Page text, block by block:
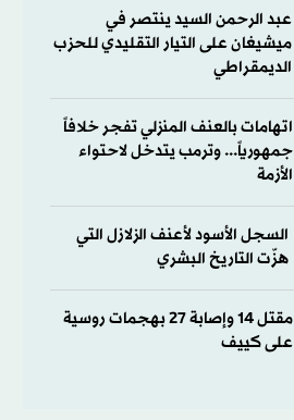
عبد الرحمن السيد ينتصر في
ميشيغان على التيار التقليدي للحزب
الديمقراطي
اتهامات بالعنف المنزلي تفجر خلافاً
جمهورياً... وترمب يتدخل لاحتواء
الأزمة
السجل الأسود لأعنف الزلازل التي
هزّت التاريخ البشري
مقتل ⁠14 وإصابة ‌27 بهجمات روسية
على كييف